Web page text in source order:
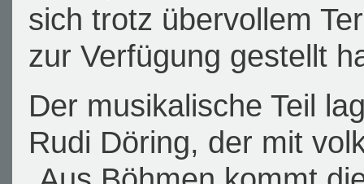
sich trotz übervollem
zur Verfügung gestellt
Der musikalische Teil
Rudi Döring, der mit